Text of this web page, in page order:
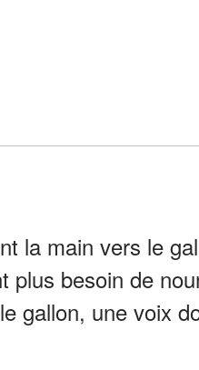
la main vers le
plus besoin de
gallon, une voix